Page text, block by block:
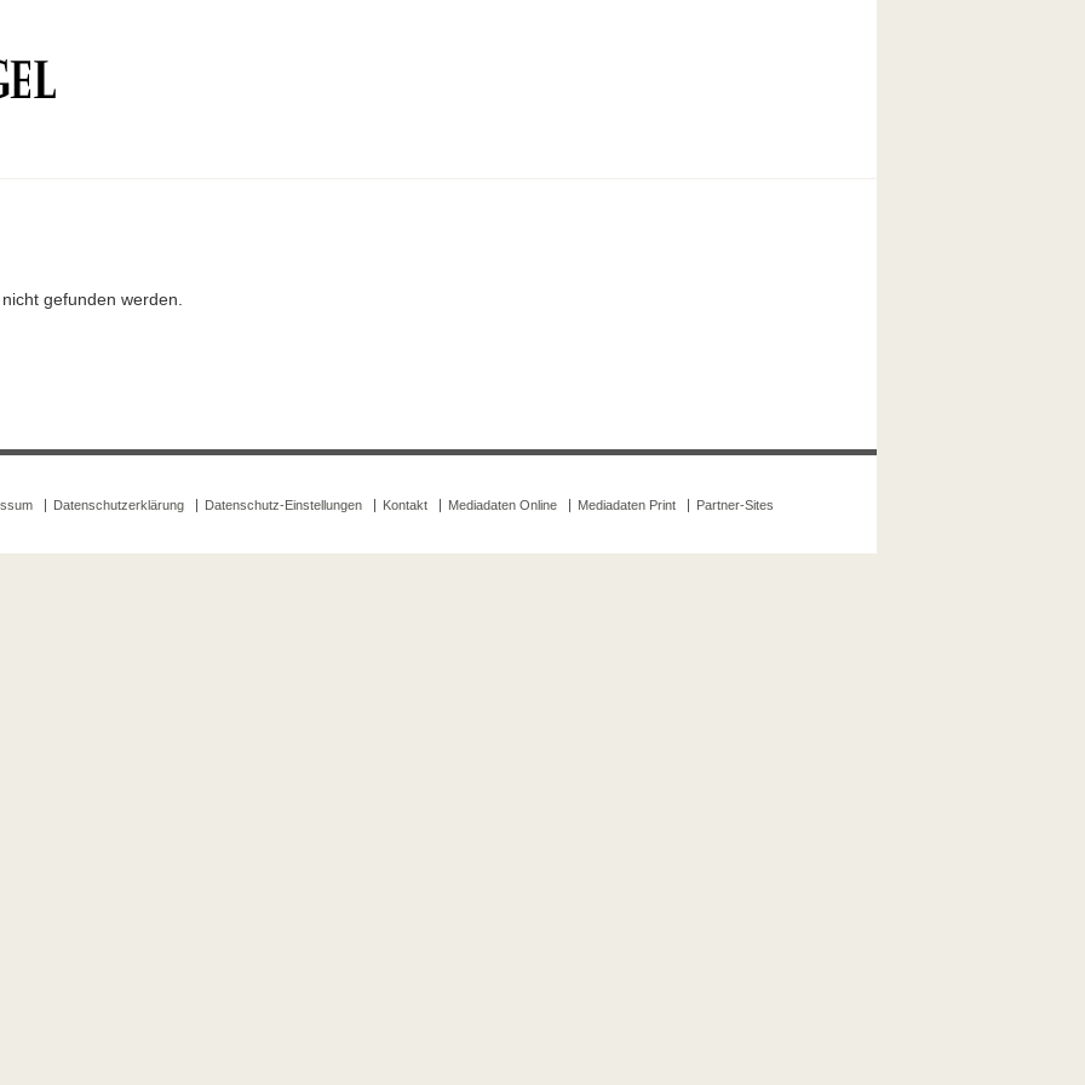
gefunden werden.
Datenschutzerklärung Datenschutz-Einstellungen Kontakt Mediadaten Online Mediadaten Print Partner-Sites